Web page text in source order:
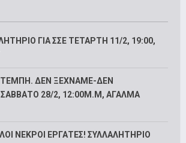
ΓΙΑ ΣΣΕ ΤΕΤΑΡΤΗ 11/2, 19:00,
ΔΕΝ ΞΕΧΝΑΜΕ-ΔΕΝ
28/2, 12:00M.Μ, ΑΓΑΛΜΑ
ΝΕΚΡΟΙ ΕΡΓΑΤΕΣ! ΣΥΛΛΑΛΗΤΗΡΙΟ